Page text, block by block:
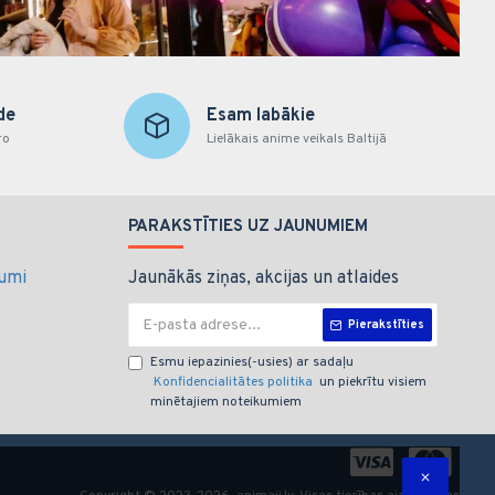
Esam labākie
Lielākais anime veikals Baltijā
PARAKSTĪTIES UZ JAUNUMIEM
Jaunākās ziņas, akcijas un atlaides
Pierakstīties
Esmu iepazinies(-usies) ar sadaļu
Konfidencialitātes politika un piekrītu visiem
minētajiem noteikumiem